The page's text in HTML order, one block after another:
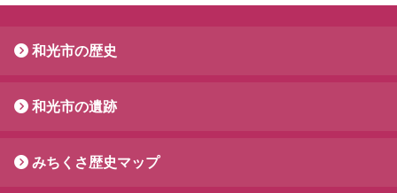
和光市の歴史
和光市の遺跡
みちくさ歴史マップ